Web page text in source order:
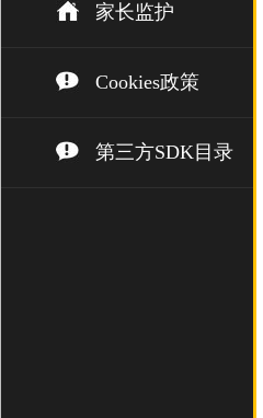
家长监护
Cookies政策
第三方SDK目录